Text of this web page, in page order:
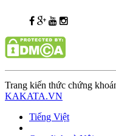
Trang kiến thức chứng
KAKATA.VN
Tiếng Việt